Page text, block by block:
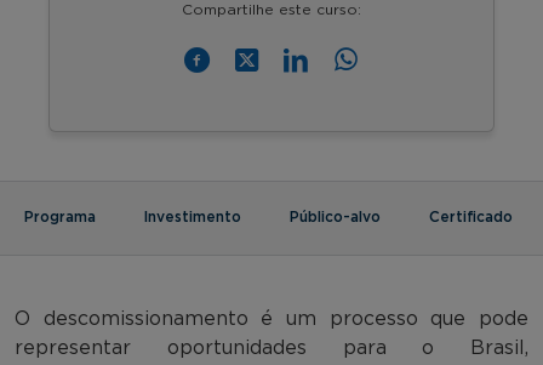
Compartilhe este curso:
Programa Investimento Público-alvo Certificado
O descomissionamento é um processo que pode
representar oportunidades para o Brasil,